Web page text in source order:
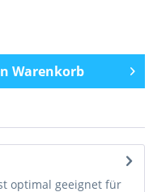
Warenkorb
optimal geeignet für